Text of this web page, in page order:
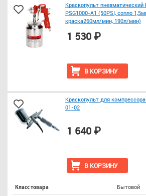
Краскопульт пневматический
PSG1000-A1 (50PSI, сопло
краска260мл/мин, 190л/мин)
В КОРЗИНУ
1 530 ₽
Краскопульт для
01-02
В КОРЗИНУ
1 640 ₽
Класс товара Бытовой